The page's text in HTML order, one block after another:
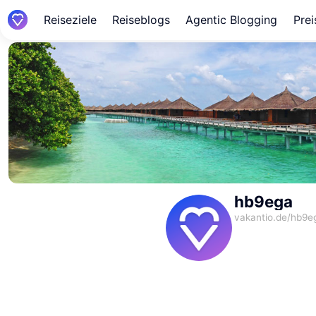
Reiseziele Reiseblogs Agentic Blogging
hb9ega
vakantio.de/